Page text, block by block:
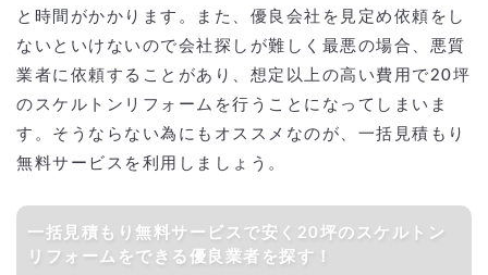
と時間がかかります。また、優良会社を見定め依頼をし
ないといけないので会社探しが難しく最悪の場合、悪質
業者に依頼することがあり、想定以上の高い費用で20坪
のスケルトンリフォームを行うことになってしまいま
す。そうならない為にもオススメなのが、一括見積もり
無料サービスを利用しましょう。
一括見積もり無料サービスで安く20坪のスケルトン
リフォームをできる優良業者を探す！